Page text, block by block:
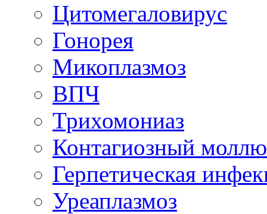
Цитомегаловирус
Гонорея
Микоплазмоз
ВПЧ
Трихомониаз
Контагиозный
Герпетическая
Уреаплазмоз